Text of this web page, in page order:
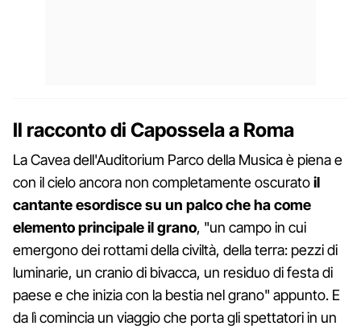
Il racconto di Capossela a Roma
La Cavea dell'Auditorium Parco della Musica è piena e
con il cielo ancora non completamente oscuratoil
cantante esordisce su un palco che ha come
elemento principale il grano, "un campo in cui
emergono dei rottami della civiltà, della terra: pezzi di
luminarie, un cranio di bivacca, un residuo di festa di
paese e che inizia con la bestia nel grano" appunto. E
da lì comincia un viaggio che porta gli spettatori in un